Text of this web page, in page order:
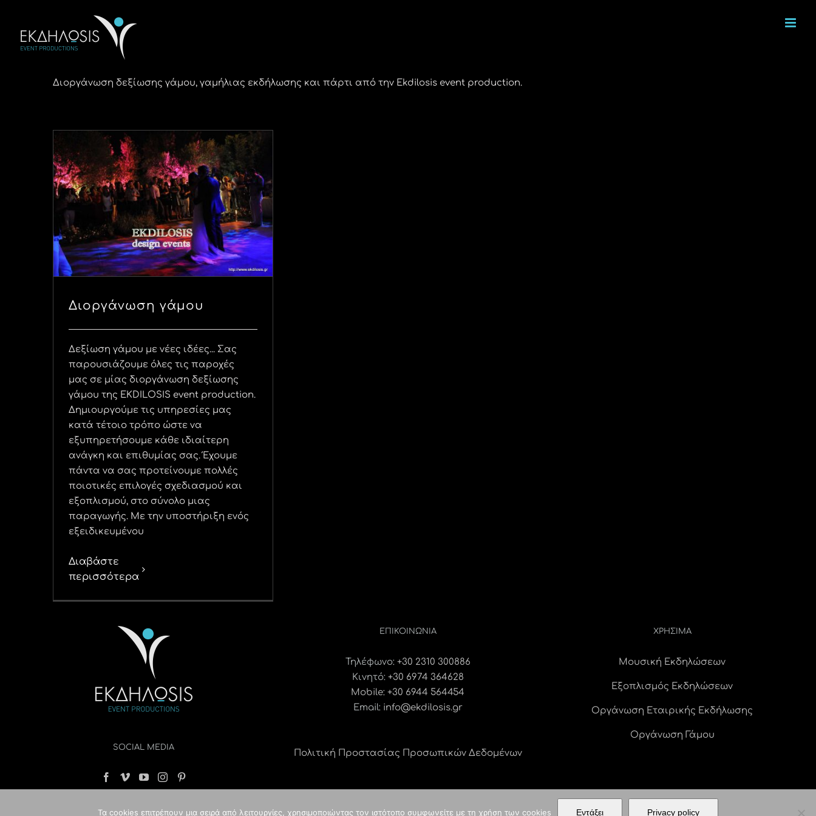
περιεχόμενο
Διοργάνωση δεξίωσης γάμου, γαμήλιας εκδήλωσης και πάρτι από την Ekdilosis event production.
Διοργάνωση γάμου
Δεξίωση γάμου με νέες ιδέες... Σας
παρουσιάζουμε όλες τις παροχές
μας σε μίας διοργάνωση δεξίωσης
γάμου της EKDILOSIS event production.
Δημιουργούμε τις υπηρεσίες μας
κατά τέτοιο τρόπο ώστε να
εξυπηρετήσουμε κάθε ιδιαίτερη
ανάγκη και επιθυμίας σας. Έχουμε
πάντα να σας προτείνουμε πολλές
ποιοτικές επιλογές σχεδιασμού και
εξοπλισμού, στο σύνολο μιας
παραγωγής. Με την υποστήριξη ενός
εξειδικευμένου
Διαβάστε
περισσότερα
SOCIAL MEDIA
ΕΠΙΚΟΙΝΩΝΊΑ
Τηλέφωνο: +30 2310 300886
Κινητό: +30 6974 364628
Mobile: +30 6944 564454
Email: info@ekdilosis.gr
Πολιτική Προστασίας Προσωπικών Δεδομένων
ΧΡΗΣΙΜΑ
Μουσική Εκδηλώσεων
Εξοπλισμός Εκδηλώσεων
Οργάνωση Εταιρικής Εκδήλωσης
Οργάνωση Γάμου
© Copyright 2026 idees digital agencyκατασκευή ιστοσελίδας | ALL RIGHTS RESERVED |
Τα cookies επιτρέπουν μια σειρά από λειτουργίες, χρησιμοποιώντας τον ιστότοπο συμφωνείτε με τη χρήση των cookies Εντάξει Privacy policy